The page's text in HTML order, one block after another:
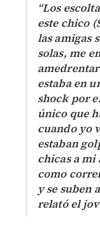
“Los
este chico
las amigas
solas, me
estaba en
shock por
único que
cuando yo
estaban
chicas a mi
como
y se suben
relató el